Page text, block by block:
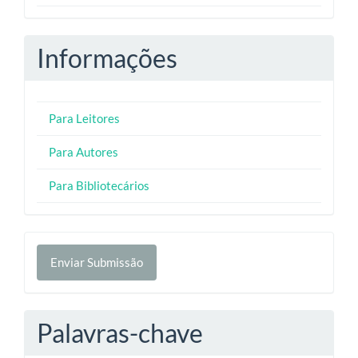
Informações
Para Leitores
Para Autores
Para Bibliotecários
Enviar
Submissão
Enviar Submissão
Palavras-chave